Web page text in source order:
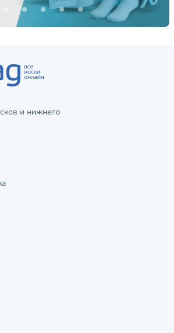
и нижнего